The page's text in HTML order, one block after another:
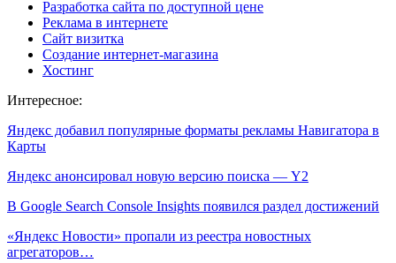
Разработка сайта по доступной цене
Реклама в интернете
Сайт визитка
Создание интернет-магазина
Хостинг
Интересное:
Яндекс добавил популярные форматы рекламы Навигатора в
Карты
Яндекс анонсировал новую версию поиска — Y2
В Google Search Console Insights появился раздел достижений
«Яндекс Новости» пропали из реестра новостных
агрегаторов…